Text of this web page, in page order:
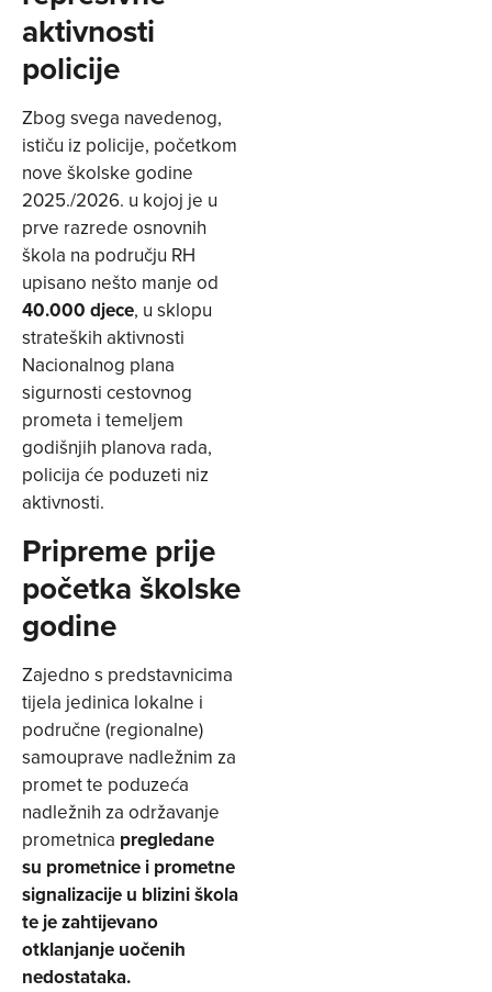
aktivnosti
policije
Zbog svega navedenog,
ističu iz policije, početkom
nove školske godine
2025./2026. u kojoj je u
prve razrede osnovnih
škola na području RH
upisano nešto manje od
40.000 djece, u sklopu
strateških aktivnosti
Nacionalnog plana
sigurnosti cestovnog
prometa i temeljem
godišnjih planova rada,
policija će poduzeti niz
aktivnosti.
Pripreme prije
početka školske
godine
Zajedno s predstavnicima
tijela jedinica lokalne i
područne (regionalne)
samouprave nadležnim za
promet te poduzeća
nadležnih za održavanje
prometnica pregledane
su prometnice i prometne
signalizacije u blizini škola
te je zahtijevano
otklanjanje uočenih
nedostataka.